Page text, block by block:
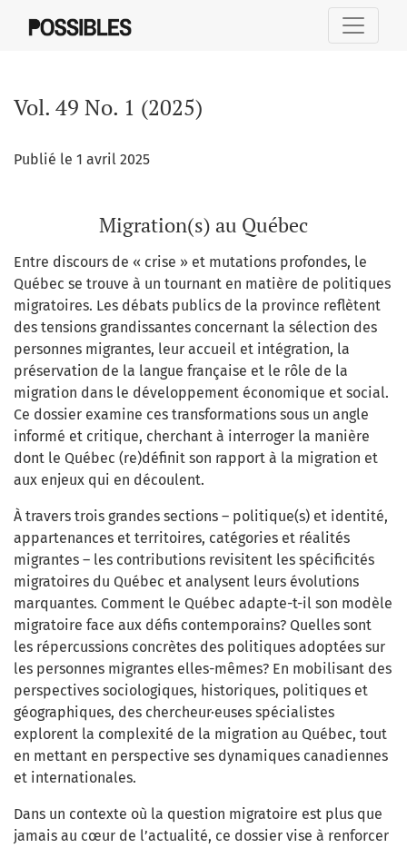
Vol. 49 No. 1 (2025)
Publié le 1 avril 2025
Migration(s) au Québec
Entre discours de « crise » et mutations profondes, le
Québec se trouve à un tournant en matière de politiques
migratoires. Les débats publics de la province reflètent
des tensions grandissantes concernant la sélection des
personnes migrantes, leur accueil et intégration, la
préservation de la langue française et le rôle de la
migration dans le développement économique et social.
Ce dossier examine ces transformations sous un angle
informé et critique, cherchant à interroger la manière
dont le Québec (re)définit son rapport à la migration et
aux enjeux qui en découlent.
À travers trois grandes sections – politique(s) et identité,
appartenances et territoires, catégories et réalités
migrantes – les contributions revisitent les spécificités
migratoires du Québec et analysent leurs évolutions
marquantes. Comment le Québec adapte-t-il son modèle
migratoire face aux défis contemporains? Quelles sont
les répercussions concrètes des politiques adoptées sur
les personnes migrantes elles-mêmes? En mobilisant des
perspectives sociologiques, historiques, politiques et
géographiques, des chercheur·euses spécialistes
explorent la complexité de la migration au Québec, tout
en mettant en perspective ses dynamiques canadiennes
et internationales.
Dans un contexte où la question migratoire est plus que
jamais au cœur de l’actualité, ce dossier vise à renforcer